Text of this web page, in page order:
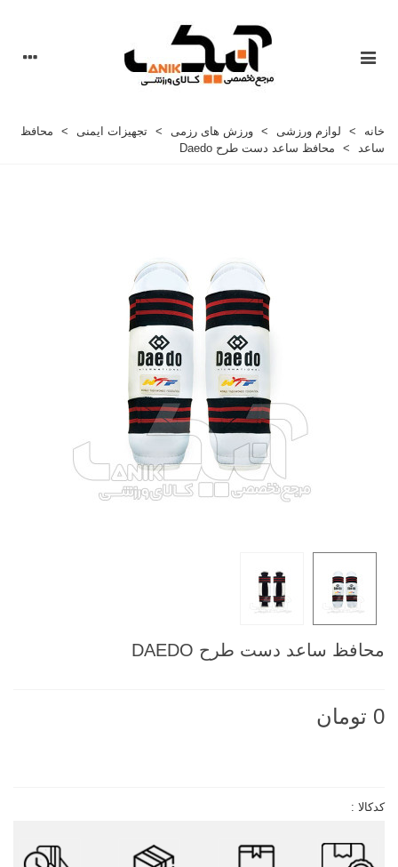
خانه > لوازم ورزشی > ورزش های رزمی > تجهیزات ایمنی >
محافظ
ساعد
> محافظ ساعد دست طرح Daedo
محافظ ساعد دست طرح DAEDO
0 تومان
کدکالا :